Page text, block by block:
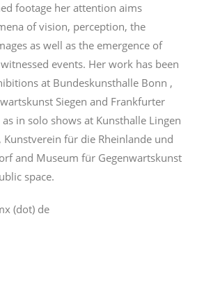
footage her attention aims
of vision, perception, the
as well as the emergence of
events. Her work has been
at Bundeskunsthalle Bonn ,
Siegen and Frankfurter
in solo shows at Kunsthalle Lingen
für die Rheinlande und
and Museum für Gegenwartskunst
space.
(dot) de